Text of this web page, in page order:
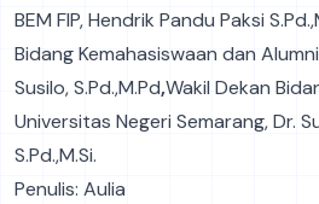
BEM FIP, Hendrik Pandu Paksi
Bidang Kemahasiswaan dan
Susilo, S.Pd.,M.Pd,Wakil Dekan
Universitas Negeri Semarang, Dr.
S.Pd.,M.Si.
Penulis: Aulia